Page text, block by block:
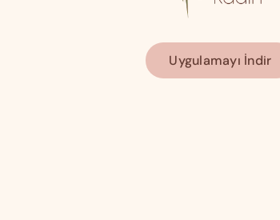
Uygulamayı İndir